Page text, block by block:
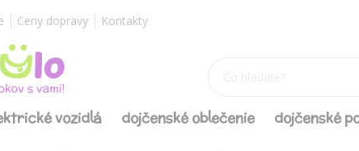
Ceny dopravy Kontakty
vozidlá dojčenské oblečenie dojčenské